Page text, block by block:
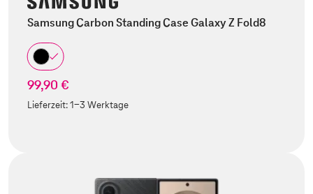
Samsung Carbon Standing Case Galaxy Z Fold8
99,90 €
Lieferzeit:1-3 Werktage